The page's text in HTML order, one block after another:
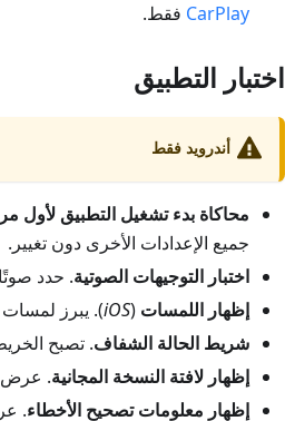
CarPlay فقط.
اختبار التطبيق
أندرويد فقط
محاكاة بدء تشغيل التطبيق لأول
جميع الإعدادات الأخرى دون تغيير.
اختبار التوجيهات الصوتية. حدد
إظهار اللمسات (
iOS). يبرز
شريط الحالة الشفاف. تصبح
إظهار لافتة النسخة المجانية. عرض
إظهار معلومات تصحيح الأخطاء.